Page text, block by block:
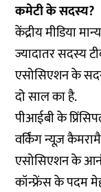
कमेटी के सदस्य?
केंद्रीय मीडिया
ज्यादातर सदस्य
एसोसिएशन के
दो साल का है.
पीआईबी के
वर्किंग न्यूज़
एसोसिएशन के
कॉन्फ्रेंस के पदम